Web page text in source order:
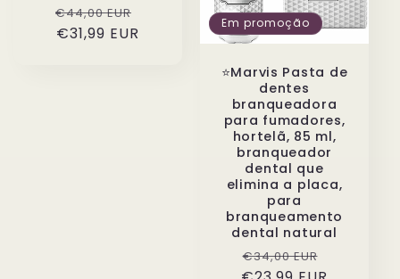
Preço
normal
€44,00 EUR
€31,99 EUR Em promoção
⭐️Marvis Pasta de
dentes
branqueadora
para fumadores,
hortelã, 85 ml,
branqueador
dental que
elimina a placa,
para
branqueamento
dental natural
Preço
€34,00 EUR